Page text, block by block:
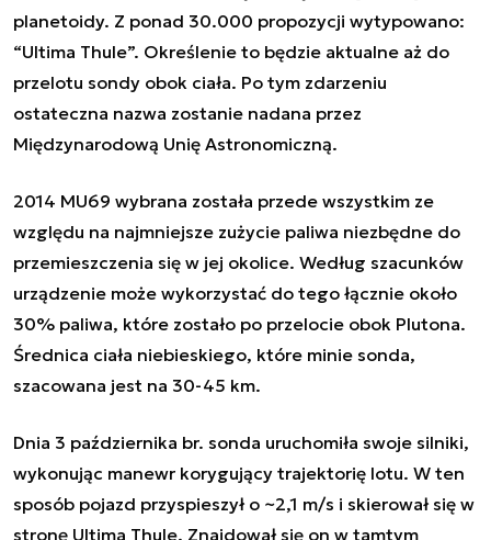
planetoidy. Z ponad 30.000 propozycji wytypowano:
“Ultima Thule”. Określenie to będzie aktualne aż do
przelotu sondy obok ciała. Po tym zdarzeniu
ostateczna nazwa zostanie nadana przez
Międzynarodową Unię Astronomiczną.
2014 MU69 wybrana została przede wszystkim ze
względu na najmniejsze zużycie paliwa niezbędne do
przemieszczenia się w jej okolice. Według szacunków
urządzenie może wykorzystać do tego łącznie około
30% paliwa, które zostało po przelocie obok Plutona.
Średnica ciała niebieskiego, które minie sonda,
szacowana jest na 30-45 km.
Dnia 3 października br. sonda uruchomiła swoje silniki,
wykonując manewr korygujący trajektorię lotu. W ten
sposób pojazd przyspieszył o ~2,1 m/s i skierował się w
stronę Ultima Thule. Znajdował się on w tamtym